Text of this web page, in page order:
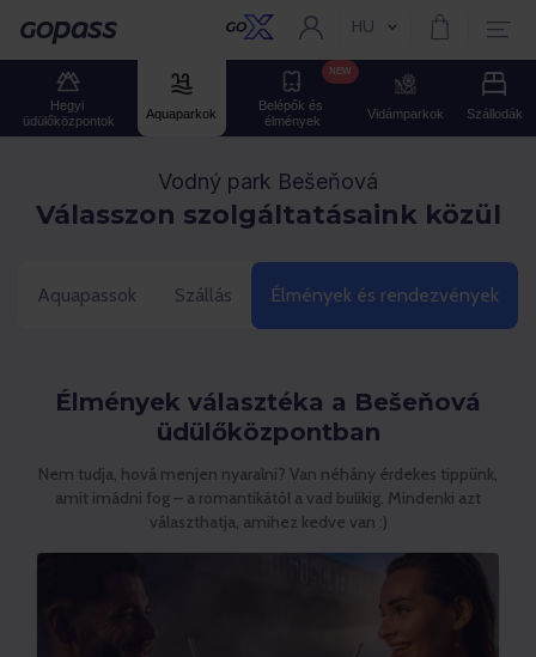
Gopass Aktuális nyelv:
HU
Hegyi
üdülőközpontok
Aquaparkok
Belépők és
élmények
NEW
Vidámparkok Szállodák
Vodný park Bešeňová
Válasszon szolgáltatásaink közül
Aquapassok Szállás Élmények és rendezvények
Élmények választéka a Bešeňová
üdülőközpontban
Nem tudja, hová menjen nyaralni? Van néhány érdekes tippünk,
amit imádni fog – a romantikától a vad bulikig. Mindenki azt
választhatja, amihez kedve van :)